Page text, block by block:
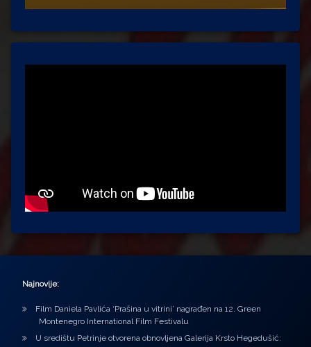
Najnovije:
Film Daniela Pavlića ‘Prašina u vitrini’ nagrađen na 12. Green
Montenegro International Film Festivalu
U središtu Petrinje otvorena obnovljena Galerija Krsto Hegedušić: